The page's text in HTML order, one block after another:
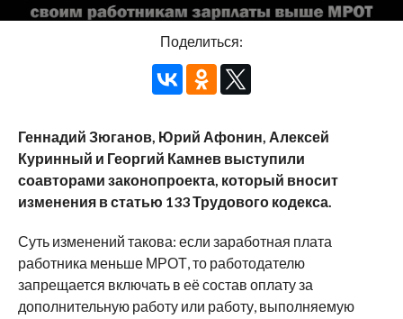
Поделиться:
Геннадий Зюганов, Юрий Афонин, Алексей
Куринный и Георгий Камнев выступили
соавторами законопроекта, который вносит
изменения в статью 133 Трудового кодекса.
Суть изменений такова: если заработная плата
работника меньше МРОТ, то работодателю
запрещается включать в её состав оплату за
дополнительную работу или работу, выполняемую